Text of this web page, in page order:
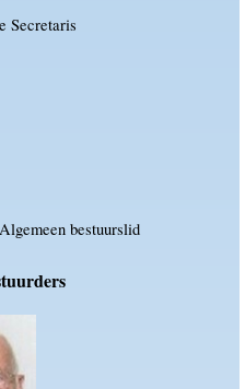
Secretaris
bestuurslid